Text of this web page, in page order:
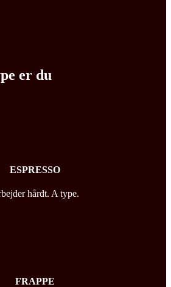
er du
ESPRESSO
hårdt. A type.
FRAPPE